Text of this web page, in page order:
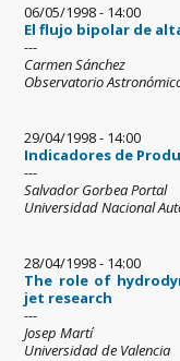
06/05/1998 - 14:00
El flujo bipolar de
---
Carmen Sánchez
Observatorio
29/04/1998 - 14:00
Indicadores de
---
Salvador Gorbea Portal
Universidad Nacional
28/04/1998 - 14:00
The role of
jet research
---
Josep Martí
Universidad de Valencia